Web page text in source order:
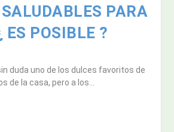
SALUDABLES PARA
ES POSIBLE ?
duda uno de los dulces favoritos de
de la casa, pero a los...